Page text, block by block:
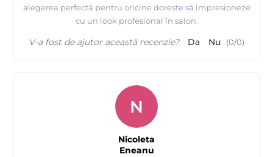
alegerea perfectă pentru oricine dorește să impresioneze
cu un look profesional în salon.
V-a fost de ajutor această recenzie? Da Nu (0/0)
N
Nicoleta
Eneanu